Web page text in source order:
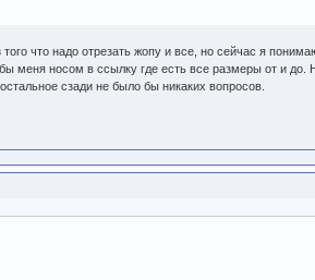
что надо отрезать жопу и все, но сейчас я
меня носом в ссылку где есть все размеры от и
сзади не было бы никаких вопросов.